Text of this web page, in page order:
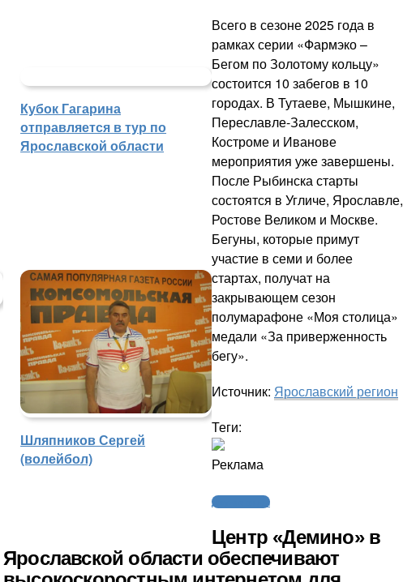
Кубок Гагарина
отправляется в тур по
Ярославской области
Шляпников Сергей
(волейбол)
Всего в сезоне 2025 года в
рамках серии «Фармэко –
Бегом по Золотому кольцу»
состоится 10 забегов в 10
городах. В Тутаеве, Мышкине,
Переславле-Залесском,
Костроме и Иванове
мероприятия уже завершены.
После Рыбинска старты
состоятся в Угличе, Ярославле,
Ростове Великом и Москве.
Бегуны, которые примут
участие в семи и более
стартах, получат на
закрывающем сезон
полумарафоне «Моя столица»
медали «За приверженность
бегу».
Источник: Ярославский регион
Теги:
Реклама
Другие виды
Центр «Демино» в
Ярославской области обеспечивают